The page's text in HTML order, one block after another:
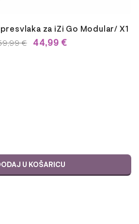
za iZi Go Modular/ X1
€TRENUTNA
44,99 €
U KOŠARICU